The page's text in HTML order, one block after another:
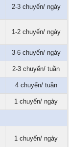
2-3 chuyến/ ngày
1-2 chuyến/ ngày
3-6 chuyến/ ngày
2-3 chuyến/ tuần
4 chuyến/ tuần
1 chuyến/ ngày
1 chuyến/ ngày